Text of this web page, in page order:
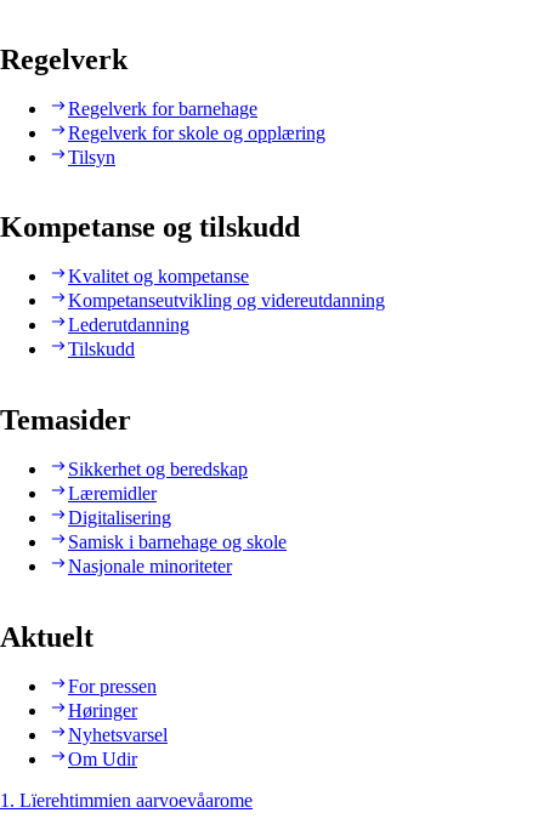
Regelverk
Regelverk for barnehage
Regelverk for skole og opplæring
Tilsyn
Kompetanse og tilskudd
Kvalitet og kompetanse
Kompetanseutvikling og videreutdanning
Lederutdanning
Tilskudd
Temasider
Sikkerhet og beredskap
Læremidler
Digitalisering
Samisk i barnehage og skole
Nasjonale minoriteter
Aktuelt
For pressen
Høringer
Nyhetsvarsel
Om Udir
1. Lïerehtimmien aarvoevåarome